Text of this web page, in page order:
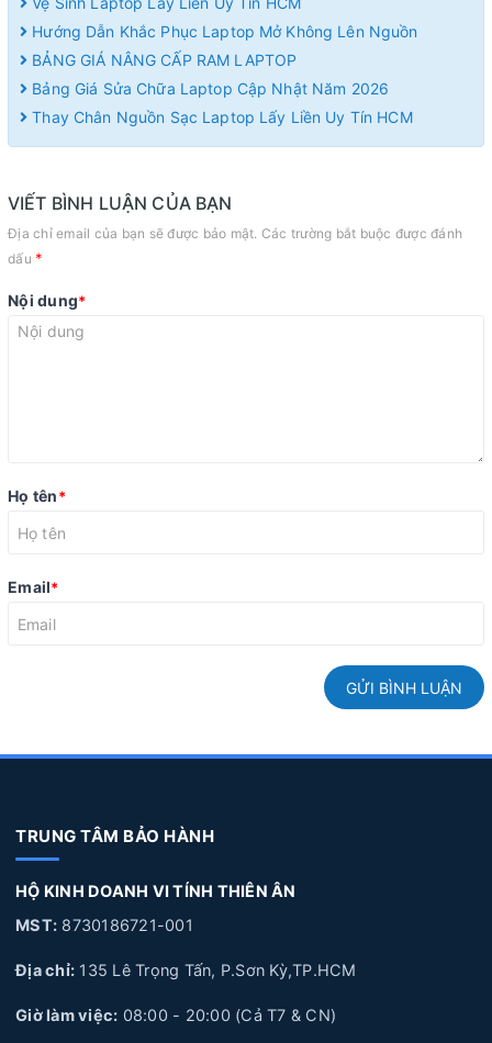
Hướng Dẫn Khắc Phục Laptop Mở Không Lên Nguồn
BẢNG GIÁ NÂNG CẤP RAM LAPTOP
Bảng Giá Sửa Chữa Laptop Cập Nhật Năm 2026
Thay Chân Nguồn Sạc Laptop Lấy Liền Uy Tín HCM
VIẾT BÌNH LUẬN CỦA BẠN
Địa chỉ email của bạn sẽ được bảo mật. Các trường bắt buộc được đánh
dấu *
Nội dung*
Họ tên*
Email*
GỬI BÌNH LUẬN
TRUNG TÂM BẢO HÀNH
HỘ KINH DOANH VI TÍNH THIÊN ÂN
MST: 8730186721-001
Địa chỉ: 135 Lê Trọng Tấn, P.Sơn Kỳ,TP.HCM
Giờ làm việc: 08:00 - 20:00 (Cả T7 & CN)